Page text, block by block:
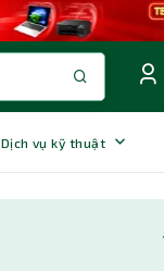
Dịch vụ kỹ thuật